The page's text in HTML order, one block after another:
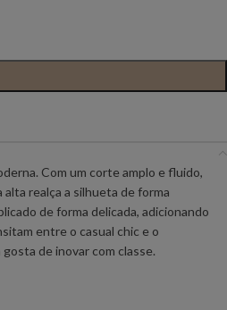
IMPERIAL
MVP
Com um corte amplo e fluido,
realça a silhueta de forma
de forma delicada, adicionando
entre o casual chic e o
de inovar com classe.